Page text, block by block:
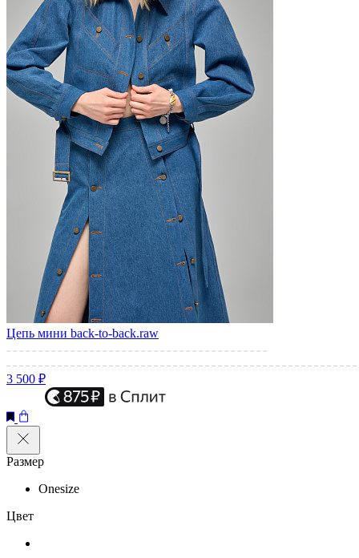
Цепь мини back-to-back.raw
3 500 ₽
Размер
Onesize
Цвет